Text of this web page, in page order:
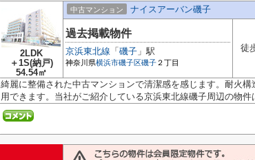
2LDK
＋1S(納戸)
54.54㎡
中古マンション ナイスアーバン磯子
過去掲載物件
京浜東北線 「 磯子 」駅
神奈川県横浜市磯子区磯子 ２丁目
徒
綺麗に整備された中古マンションで清潔感を感じます。耐火
用できます。当社がご紹介している京浜東北線磯子周辺の物件